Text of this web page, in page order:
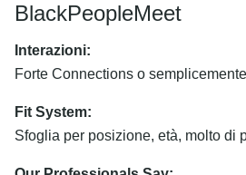
BlackPeopleMeet
Interazioni:
Forte Connections o
Fit System:
Sfoglia per posizione, età, molto di